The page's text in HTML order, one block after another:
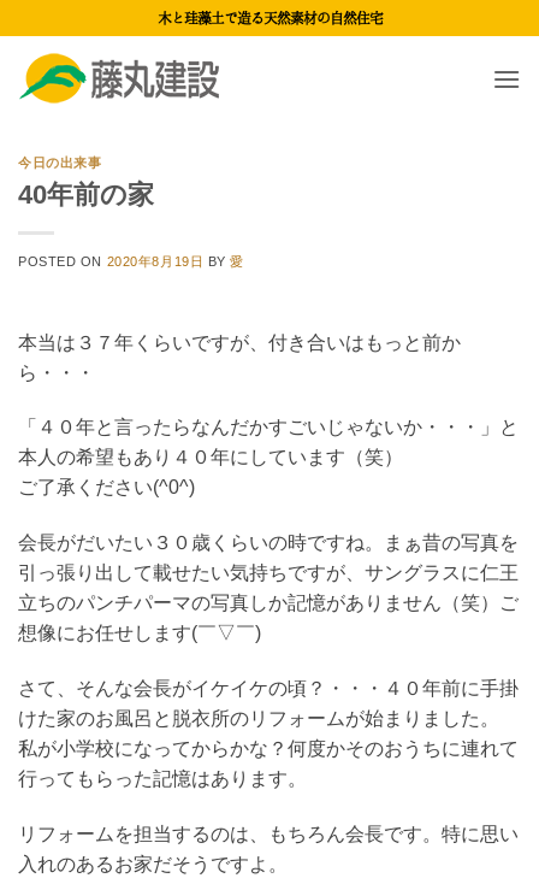
content
木と珪藻土で造る天然素材の自然住宅
今日の出来事
40年前の家
POSTED ON 2020年8月19日 BY愛
本当は３７年くらいですが、付き合いはもっと前か
ら・・・
「４０年と言ったらなんだかすごいじゃないか・・・」と
本人の希望もあり４０年にしています（笑）
ご了承ください(^0^)
会長がだいたい３０歳くらいの時ですね。まぁ昔の写真を
引っ張り出して載せたい気持ちですが、サングラスに仁王
立ちのパンチパーマの写真しか記憶がありません（笑）ご
想像にお任せします(￣▽￣)
さて、そんな会長がイケイケの頃？・・・４０年前に手掛
けた家のお風呂と脱衣所のリフォームが始まりました。
私が小学校になってからかな？何度かそのおうちに連れて
行ってもらった記憶はあります。
リフォームを担当するのは、もちろん会長です。特に思い
入れのあるお家だそうですよ。